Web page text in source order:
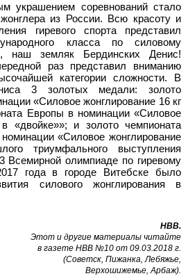
украшением соревнований стало
из России. Всю красоту и
гиревого спорта представил
класса по силовому
наш земляк Бердинских Денис!
раз представил вниманию
категории сложности. В
3 золотых медали: золото
«Силовое жонглирование 16 кг
Европы в номинации «Силовое
«двойке»»; и золото чемпионата
«Силовое жонглирование
триумфального выступления
Всемирной олимпиаде по гиревому
года в городе Витебске было
силового жонглирования в
НВВ.
Этот и другие материалы читайте
в газете НВВ №10 от 09.03.2018 г.
(Советск, Пижанка, Лебяжье,
Верхошижемье, Арбаж).